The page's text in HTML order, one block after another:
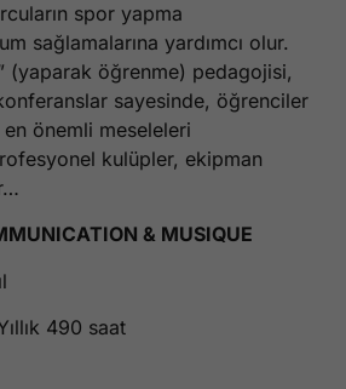
spor yapma
sağlamalarına yardımcı olur.
(yaparak öğrenme) pedagojisi,
sayesinde, öğrenciler
en önemli meseleleri
kulüpler, ekipman
& MUSIQUE
490 saat